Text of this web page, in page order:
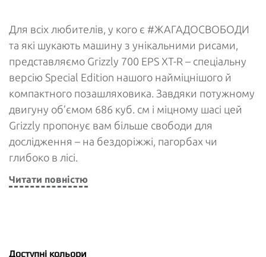
Для всіх любителів, у кого є #ЖАГАДОСВОБОДИ
та які шукають машину з унікальними рисами,
представляємо Grizzly 700 EPS XT-R – спеціальну
версію Special Edition нашого найміцнішого й
компактного позашляховика. Завдяки потужному
двигуну об’ємом 686 куб. см і міцному шасі цей
Grizzly пропонує вам більше свободи для
дослідження – на бездоріжжі, пагорбах чи
глибоко в лісі.
Читати повністю
Доступні кольори